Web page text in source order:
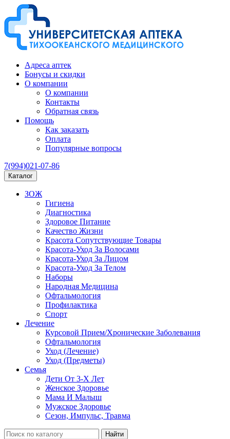
Адреса аптек
Бонусы и скидки
О компании
О компании
Контакты
Обратная связь
Помощь
Как заказать
Оплата
Популярные вопросы
7(994)021-07-86
Каталог
ЗОЖ
Гигиена
Диагностика
Здоровое Питание
Качество Жизни
Красота Сопутствующие Товары
Красота-Уход За Волосами
Красота-Уход За Лицом
Красота-Уход За Телом
Наборы
Народная Медицина
Офтальмология
Профилактика
Спорт
Лечение
Курсовой Прием/Хронические Заболевания
Офтальмология
Уход (Лечение)
Уход (Предметы)
Семья
Дети От 3-Х Лет
Женское Здоровье
Мама И Малыш
Мужское Здоровье
Сезон, Импульс, Травма
Найти